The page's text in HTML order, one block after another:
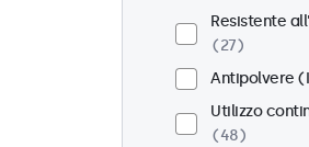
Resistente
27
Antipolvere
Utilizzo
48